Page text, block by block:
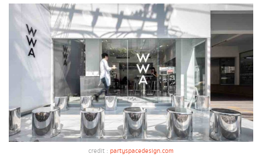
credit : partyspacedesign.com